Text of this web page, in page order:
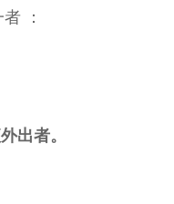
：
出者。